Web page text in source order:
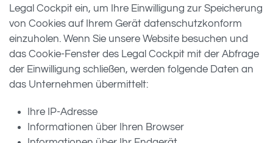
Legal Cockpit ein, um Ihre Einwilligung zur Speicherung
von Cookies auf Ihrem Gerät datenschutzkonform
einzuholen. Wenn Sie unsere Website besuchen und
das Cookie-Fenster des Legal Cockpit mit der Abfrage
der Einwilligung schließen, werden folgende Daten an
das Unternehmen übermittelt:
Ihre IP-Adresse
Informationen über Ihren Browser